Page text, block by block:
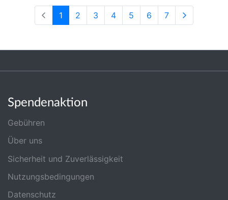
1 2 3 4 5 6 7
Spendenaktion
Gebühren
Über uns
Sicherheit und Zuverlässigkeit
Nutzungsbedingungen
Datenschutz